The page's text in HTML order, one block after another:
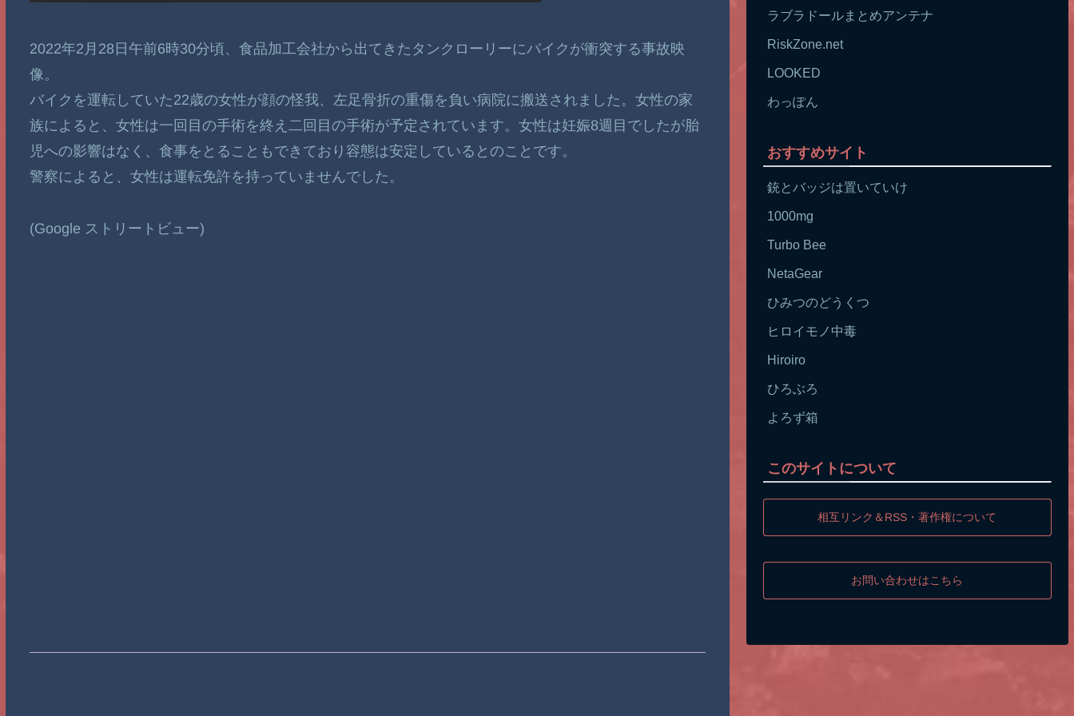
2022年2月28日午前6時30分頃、食品加工会社から出てきたタンクローリーにバイクが衝突する事故映
像。
バイクを運転していた22歳の女性が顔の怪我、左足骨折の重傷を負い病院に搬送されました。女性の家
族によると、女性は一回目の手術を終え二回目の手術が予定されています。女性は妊娠8週目でしたが胎
児への影響はなく、食事をとることもできており容態は安定しているとのことです。
警察によると、女性は運転免許を持っていませんでした。
(Google ストリートビュー)
ラブラドールまとめアンテナ
RiskZone.net
LOOKED
わっぽん
おすすめサイト
銃とバッジは置いていけ
1000mg
Turbo Bee
NetaGear
ひみつのどうくつ
ヒロイモノ中毒
Hiroiro
ひろぶろ
よろず箱
このサイトについて
相互リンク＆RSS・著作権について
お問い合わせはこちら